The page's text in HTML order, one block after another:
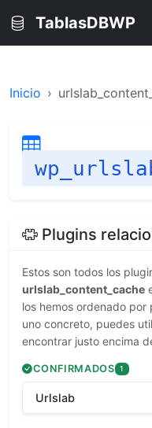
TablasDBWP
Inicio
Plugins
Estos son todos los
urlslab_content_cache
los hemos ordenado
uno concreto, puedes
encontrar justo encima
CONFIRMADOS 1
Urlslab